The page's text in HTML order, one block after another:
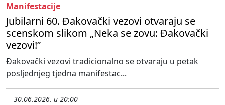
Manifestacije
Jubilarni 60. Đakovački vezovi otvaraju se
scenskom slikom „Neka se zovu: Đakovački
vezovi!”
Đakovački vezovi tradicionalno se otvaraju u petak
posljednjeg tjedna manifestac...
30.06.2026. u 20:00